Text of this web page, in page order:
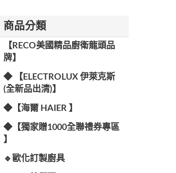
商品分類
【RECO美國精品廚衛龍頭品
牌】
◆ 【ELECTROLUX 伊萊克斯
(全新品出清)】
◆【海爾 HAIER 】
◆【獨家贈1000全聯禮券專區
】
🔹歐化訂製廚具